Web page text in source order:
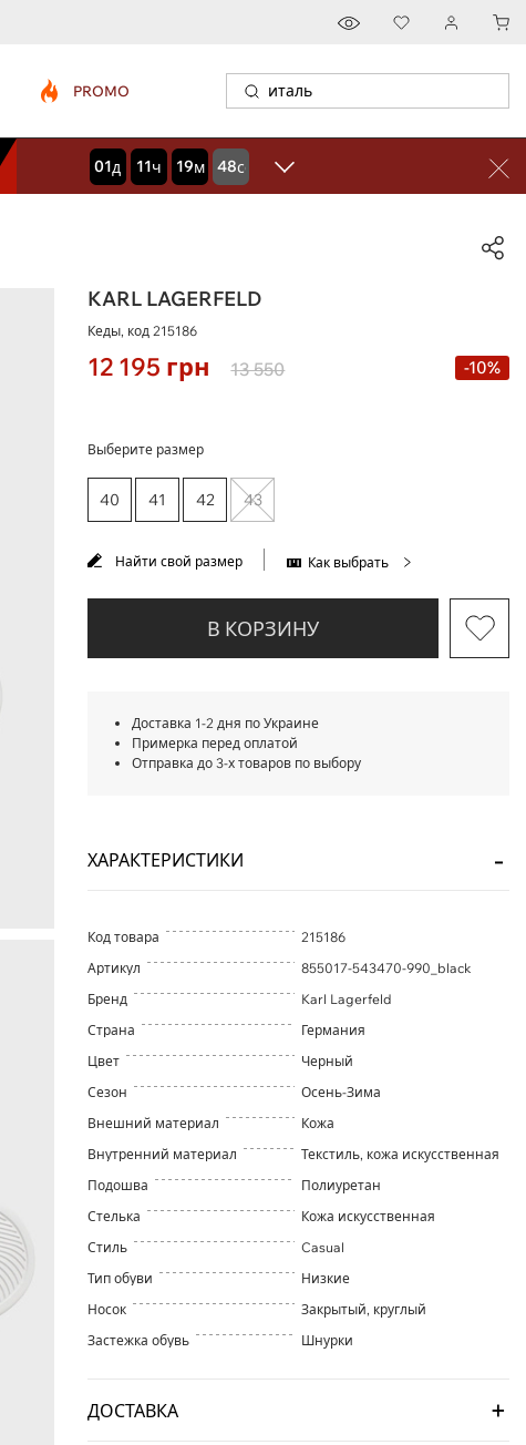
PROMO
01дней
11часов
19минут
47секунд
KARL LAGERFELD
Кеды, код215186
12 195 грн 13 550 -10%
Выберите размер
40 41 42 43
Найти свой размер Как выбрать
В КОРЗИНУ
Доставка 1-2 дня по Украине
Примерка перед оплатой
Отправка до 3-х товаров по выбору
ХАРАКТЕРИСТИКИ
Код товара
215186
Артикул
855017-543470-990_black
Бренд
Karl Lagerfeld
Страна
Германия
Цвет
Черный
Сезон
Осень-Зима
Внешний материал
Кожа
Внутренний материал
Текстиль, кожа искусственная
Подошва
Полиуретан
Стелька
Кожа искусственная
Стиль
Casual
Тип обуви
Низкие
Носок
Закрытый, круглый
Застежка обувь
Шнурки
ДОСТАВКА